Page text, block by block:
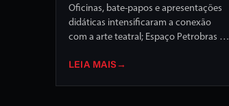
Oficinas, bate-papos e apresentações
didáticas intensificaram a conexão
com a arte teatral; Espaço Petrobras foi
LEIA MAIS →